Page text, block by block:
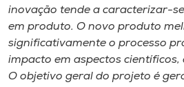
inovação tende a caracterizar-
em produto. O novo produto
significativamente o processo
impacto em aspectos científicos,
O objetivo geral do projeto é